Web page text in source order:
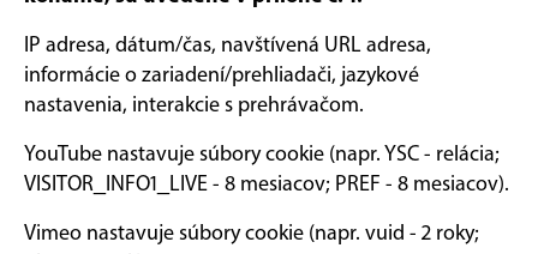
IP adresa, dátum/čas, navštívená URL adresa,
informácie o zariadení/prehliadači, jazykové
nastavenia, interakcie s prehrávačom.
YouTube nastavuje súbory cookie (napr. YSC - relácia;
VISITOR_INFO1_LIVE - 8 mesiacov; PREF - 8 mesiacov).
Vimeo nastavuje súbory cookie (napr. vuid - 2 roky;